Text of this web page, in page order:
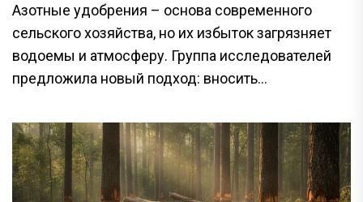
Азотные удобрения – основа современного
сельского хозяйства, но их избыток загрязняет
водоемы и атмосферу. Группа исследователей
предложила новый подход: вносить...